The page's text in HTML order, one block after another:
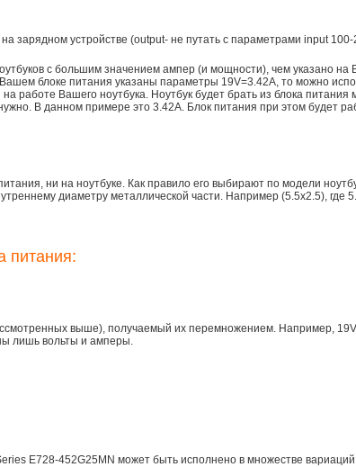
зарядном устройстве (output- не путать с параметрами input 100-
с большим значением ампер (и мощности), чем указано на
блоке питания указаны параметры 19V=3.42A, то можно
работе Вашего ноутбука. Ноутбук будет брать из блока питания
В данном примере это 3.42А. Блок питания при этом будет
ни на ноутбуке. Как правило его выбирают по модели
диаметру металлической части. Например (5.5x2.5), где
питания:
выше), получаемый их перемножением. Например,
лишь вольты и амперы.
E728-452G25MN может быть исполнено в множестве